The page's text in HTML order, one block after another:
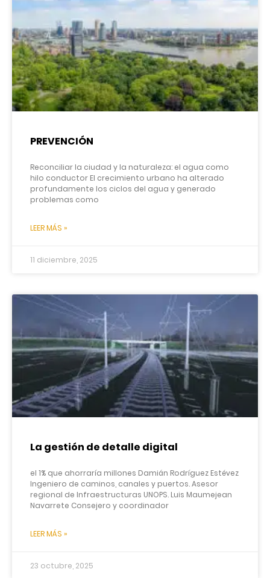
PREVENCIÓN
Reconciliar la ciudad y la naturaleza: el agua como
hilo conductor El crecimiento urbano ha alterado
profundamente los ciclos del agua y generado
problemas como
LEER MÁS »
11 diciembre, 2025
La gestión de detalle digital
el 1% que ahorraría millones Damián Rodríguez Estévez
Ingeniero de caminos, canales y puertos. Asesor
regional de Infraestructuras UNOPS. Luis Maumejean
Navarrete Consejero y coordinador
LEER MÁS »
23 octubre, 2025